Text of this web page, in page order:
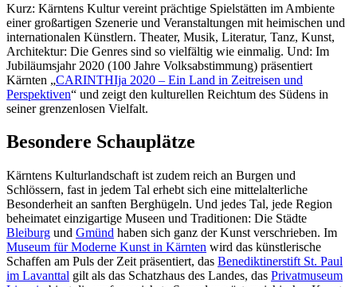
Kurz: Kärntens Kultur vereint prächtige Spielstätten im Ambiente
einer großartigen Szenerie und Veranstaltungen mit heimischen und
internationalen Künstlern. Theater, Musik, Literatur, Tanz, Kunst,
Architektur: Die Genres sind so vielfältig wie einmalig. Und: Im
Jubiläumsjahr 2020 (100 Jahre Volksabstimmung) präsentiert
Kärnten „CARINTHIja 2020 – Ein Land in Zeitreisen und
Perspektiven“ und zeigt den kulturellen Reichtum des Südens in
seiner grenzenlosen Vielfalt.
Besondere Schauplätze
Kärntens Kulturlandschaft ist zudem reich an Burgen und
Schlössern, fast in jedem Tal erhebt sich eine mittelalterliche
Besonderheit an sanften Berghügeln. Und jedes Tal, jede Region
beheimatet einzigartige Museen und Traditionen: Die Städte
Bleiburg und Gmünd haben sich ganz der Kunst verschrieben. Im
Museum für Moderne Kunst in Kärnten wird das künstlerische
Schaffen am Puls der Zeit präsentiert, das Benediktinerstift St. Paul
im Lavanttal gilt als das Schatzhaus des Landes, das Privatmuseum